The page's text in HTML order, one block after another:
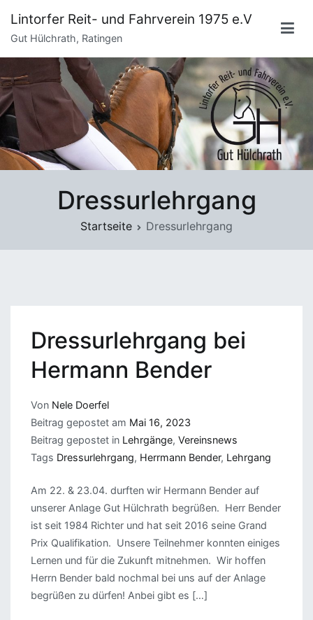
Inhalt
springen
Lintorfer Reit- und Fahrverein 1975 e.V
Gut Hülchrath, Ratingen
Dressurlehrgang
Startseite Dressurlehrgang
Dressurlehrgang bei
Hermann Bender
Von Nele Doerfel
Beitrag gepostet am Mai 16, 2023
Beitrag gepostet in Lehrgänge, Vereinsnews
Tags Dressurlehrgang, Herrmann Bender, Lehrgang
Am 22. & 23.04. durften wir Hermann Bender auf
unserer Anlage Gut Hülchrath begrüßen. Herr Bender
ist seit 1984 Richter und hat seit 2016 seine Grand
Prix Qualifikation. Unsere Teilnehmer konnten einiges
Lernen und für die Zukunft mitnehmen. Wir hoffen
Herrn Bender bald nochmal bei uns auf der Anlage
begrüßen zu dürfen! Anbei gibt es […]